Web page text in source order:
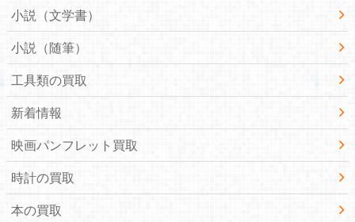
小説（文学書）
小説（随筆）
工具類の買取
新着情報
映画パンフレット買取
時計の買取
本の買取